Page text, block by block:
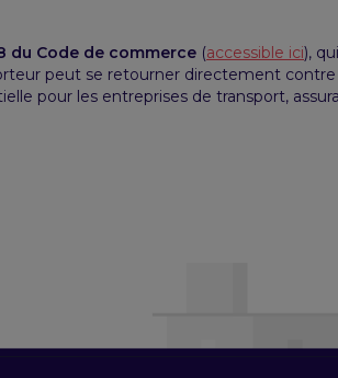
du Code de commerce (accessible ici),
peut se retourner directement
pour les entreprises de transport,